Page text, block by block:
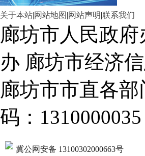
关于本站|网站地图 |网站声明|联系我们
廊坊市人民政
办 廊坊市经济
廊坊市市直各
码：1310000035
冀公网安备 13100302000663号